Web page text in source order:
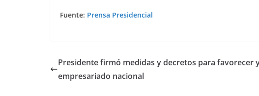
Fuente: Prensa Presidencial
Presidente firmó medidas y decretos para favorecer
empresariado nacional